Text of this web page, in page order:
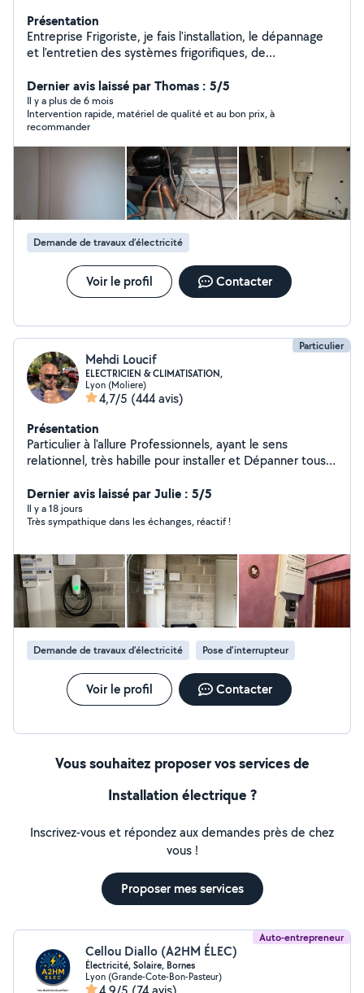
Présentation
Entreprise Frigoriste, je fais l'installation, le dépannage
et l'entretien des systèmes frigorifiques, de
plomberie sanitaire également. Disponible sur Lyon et la
région Devis gratuit par téléphone Intervention rapide
6/7
Dernier avis laissé par Thomas : 5/5
Il y a plus de 6 mois
Intervention rapide, matériel de qualité et au bon prix, à
recommander
Demande de travaux d’électricité
Voir le profil Contacter
Particulier
Mehdi Loucif
ELECTRICIEN & CLIMATISATION,
Lyon (Moliere)
4,7/5 (444 avis)
Présentation
Particulier à l'allure Professionnels, ayant le sens
relationnel, très habille pour installer et Dépanner tous
Electroménager, Portail, Volet, Store, Tableau
électrique, interphone Bac Pro, CAP, avec 20 ans
d'expérience.
Dernier avis laissé par Julie : 5/5
Il y a 18 jours
Très sympathique dans les échanges, réactif !
Demande de travaux d’électricité Pose d'interrupteur
Voir le profil Contacter
Vous souhaitez proposer vos services de
Installation électrique ?
Inscrivez-vous et répondez aux demandes près de chez
vous !
Proposer mes services
Auto-entrepreneur
Cellou Diallo (A2HM ÉLEC)
Électricité, Solaire, Bornes
Lyon (Grande-Cote-Bon-Pasteur)